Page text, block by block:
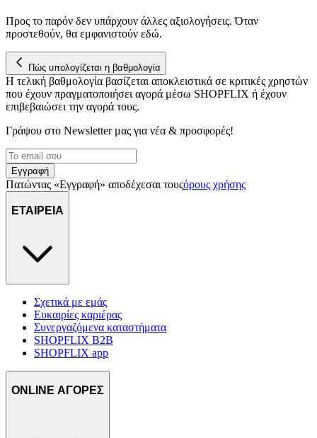
Προς το παρόν δεν υπάρχουν άλλες αξιολογήσεις. Όταν
προστεθούν, θα εμφανιστούν εδώ.
Πώς υπολογίζεται η βαθμολογία
Η τελική βαθμολογία βασίζεται αποκλειστικά σε κριτικές χρηστών
που έχουν πραγματοποιήσει αγορά μέσω SHOPFLIX ή έχουν
επιβεβαιώσει την αγορά τους.
Γράψου στο Νewsletter μας για νέα & προσφορές!
Εγγραφή
Πατώντας «Εγγραφή» αποδέχεσαι τουςόρους χρήσης
ΕΤΑΙΡΕΙΑ
Σχετικά με εμάς
Ευκαιρίες καριέρας
Συνεργαζόμενα καταστήματα
SHOPFLIX B2B
SHOPFLIX app
ONLINE ΑΓΟΡΕΣ